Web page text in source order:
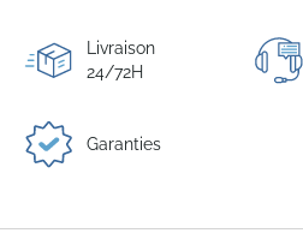
Livraison
24/72H
Garanties